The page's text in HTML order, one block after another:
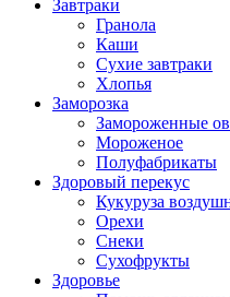
Завтраки
Гранола
Каши
Сухие завтраки
Хлопья
Заморозка
Замороженные
Мороженое
Полуфабрикаты
Здоровый перекус
Кукуруза
Орехи
Снеки
Сухофрукты
Здоровье